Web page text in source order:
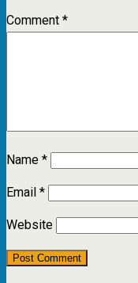
Comment*
Name*
Email*
Website